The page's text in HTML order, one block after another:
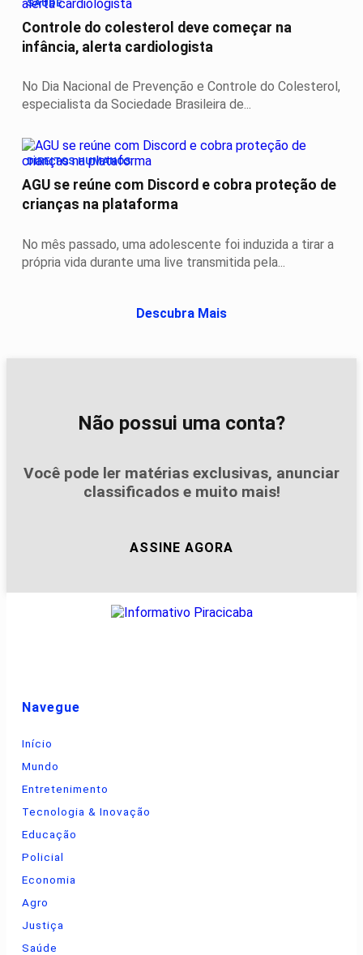
SAÚDE
Controle do colesterol deve começar na
infância, alerta cardiologista
No Dia Nacional de Prevenção e Controle do Colesterol,
especialista da Sociedade Brasileira de...
DIREITOS HUMANOS
AGU se reúne com Discord e cobra proteção de
crianças na plataforma
No mês passado, uma adolescente foi induzida a tirar a
própria vida durante uma live transmitida pela...
Descubra Mais
Não possui uma conta?
Você pode ler matérias exclusivas, anunciar
classificados e muito mais!
ASSINE AGORA
Navegue
Início
Mundo
Entretenimento
Tecnologia & Inovação
Educação
Policial
Economia
Agro
Justiça
Saúde